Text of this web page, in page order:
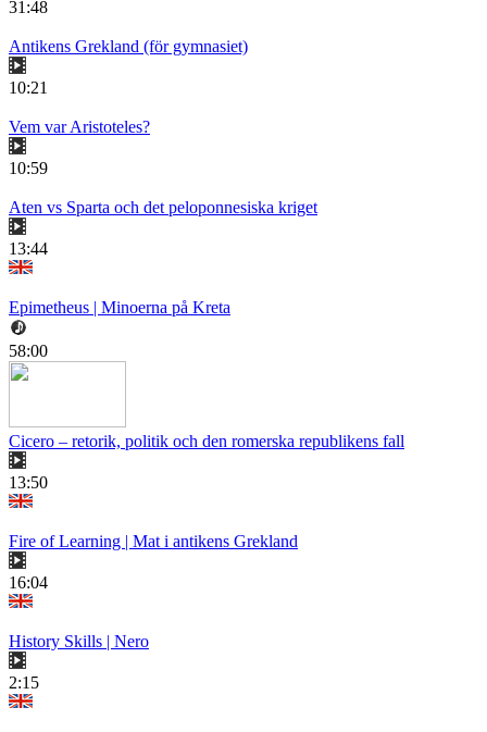
31:48
Antikens Grekland (för gymnasiet)
10:21
Vem var Aristoteles?
10:59
Aten vs Sparta och det peloponnesiska kriget
13:44
Epimetheus | Minoerna på Kreta
58:00
Cicero – retorik, politik och den romerska republikens fall
13:50
Fire of Learning | Mat i antikens Grekland
16:04
History Skills | Nero
2:15